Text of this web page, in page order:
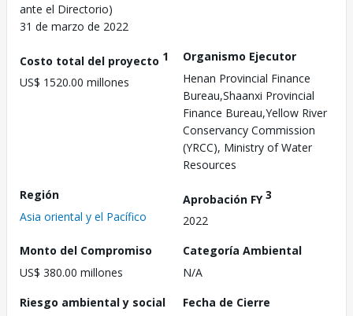
ante el Directorio)
31 de marzo de 2022
Costo total del proyecto 1
US$ 1520.00 millones
Organismo Ejecutor
Henan Provincial Finance
Bureau,Shaanxi Provincial
Finance Bureau,Yellow River
Conservancy Commission
(YRCC), Ministry of Water
Resources
Región
Asia oriental y el Pacífico
Aprobación FY3
2022
Monto del Compromiso
US$ 380.00 millones
Categoría Ambiental
N/A
Riesgo ambiental y social
Fecha de Cierre